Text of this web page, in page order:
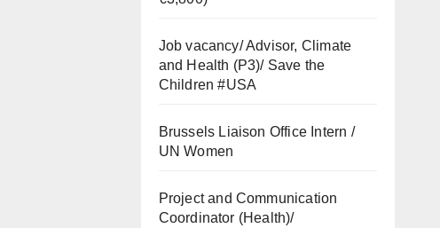
Job vacancy/ Advisor, Climate
and Health (P3)/ Save the
Children #USA
Brussels Liaison Office Intern /
UN Women
Project and Communication
Coordinator (Health)/